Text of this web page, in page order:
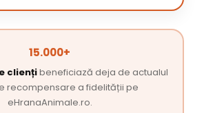
15.000+
cliențibeneficiază deja de actualul
recompensare a fidelității pe
eHranaAnimale.ro.